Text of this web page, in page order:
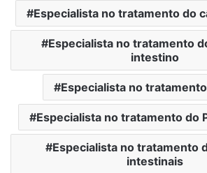
Especialista no tratamento do
Especialista no tratamento
intestino
Especialista no
Especialista no tratamento do
Especialista no tratamento
intestinais